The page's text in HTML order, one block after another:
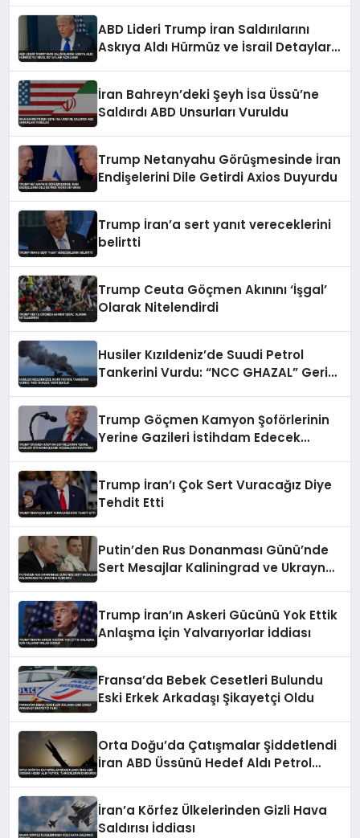
ABD Lideri Trump İran Saldırılarını
Askıya Aldı Hürmüz ve İsrail Detayları
İran Bahreyn’deki Şeyh İsa Üssü’ne
Saldırdı ABD Unsurları Vuruldu
Trump Netanyahu Görüşmesinde İran
Endişelerini Dile Getirdi Axios Duyurdu
Trump İran’a sert yanıt vereceklerini
belirtti
Trump Ceuta Göçmen Akınını ‘İşgal’
Olarak Nitelendirdi
Husiler Kızıldeniz’de Suudi Petrol
Tankerini Vurdu: “NCC GHAZAL” Geri
Trump Göçmen Kamyon Şoförlerinin
Yerine Gazileri İstihdam Edecek
Trump İran’ı Çok Sert Vuracağız Diye
Tehdit Etti
Putin’den Rus Donanması Günü’nde
Sert Mesajlar Kaliningrad ve Ukrayna
Trump İran’ın Askeri Gücünü Yok Ettik
Anlaşma İçin Yalvarıyorlar İddiası
Fransa’da Bebek Cesetleri Bulundu
Eski Erkek Arkadaşı Şikayetçi Oldu
Orta Doğu’da Çatışmalar Şiddetlendi
İran ABD Üssünü Hedef Aldı Petrol
İran’a Körfez Ülkelerinden Gizli Hava
Saldırısı İddiası